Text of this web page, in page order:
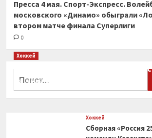
Пресса 4 мая. Спорт-Экспресс.
московского «Динамо» обыграли
втором матче финала Суперлиги
0
Хоккей
Сборная Канады по хоккею
на чемпионат мира
Хоккей
Сборная «Россия